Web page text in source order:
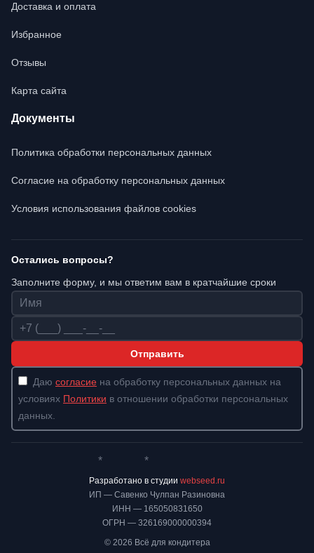
Доставка и оплата
Избранное
Отзывы
Карта сайта
Документы
Политика обработки персональных данных
Согласие на обработку персональных данных
Условия использования файлов cookies
Остались вопросы?
Заполните форму, и мы ответим вам в кратчайшие сроки
Имя
Телефон
Отправить
Даю согласие на обработку персональных данных на
условиях Политики в отношении обработки персональных
данных.
ИП — Савенко Чулпан Разиновна
ИНН — 165050831650
ОГРН — 326169000000394
© 2026 Всё для кондитера
* *
Разработано в студии webseed.ru